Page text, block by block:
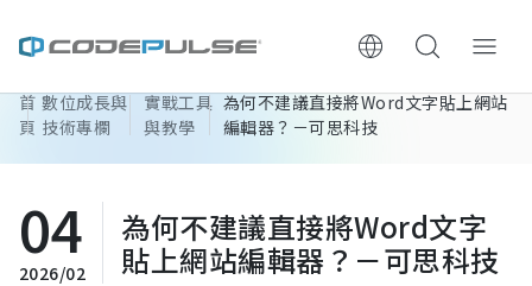
ChooWe AI仿生客服
服務與費用
首
頁
數位成長與
技術專欄
實戰工具
與教學
為何不建議直接將Word文字貼上網站
編輯器？－可思科技
04
2026/02
為何不建議直接將Word文字
貼上網站編輯器？－可思科技